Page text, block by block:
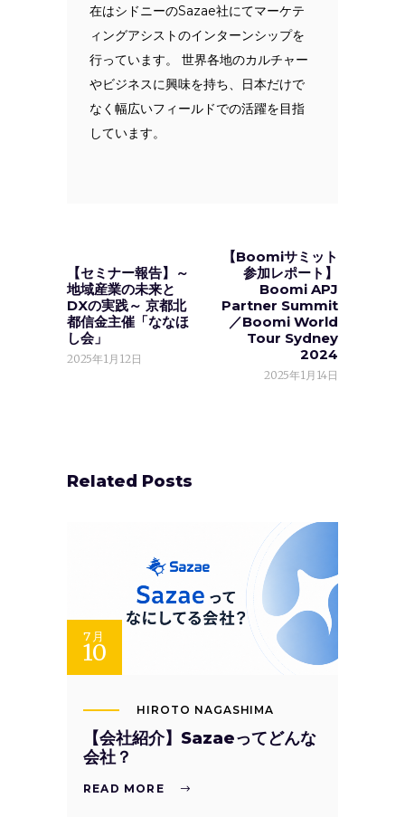
在はシドニーのSazae社にてマーケテ
ィングアシストのインターンシップを
行っています。 世界各地のカルチャー
やビジネスに興味を持ち、日本だけで
なく幅広いフィールドでの活躍を目指
しています。
【セミナー報告】～
地域産業の未来と
DXの実践～ 京都北
都信金主催「ななほ
し会」
2025年1月12日
【Boomiサミット
参加レポート】
Boomi APJ
Partner Summit
／Boomi World
Tour Sydney
2024
2025年1月14日
Related Posts
7月
10
HIROTO NAGASHIMA
【会社紹介】Sazaeってどんな
会社？
READ MORE